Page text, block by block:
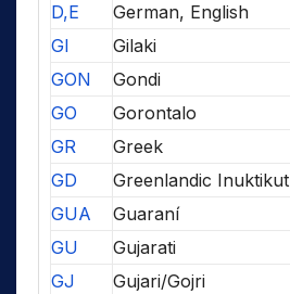
D,E
German, English
GI
Gilaki
GON
Gondi
GO
Gorontalo
GR
Greek
GD
Greenlandic Inuktikut
GUA
Guaraní
GU
Gujarati
GJ
Gujari/Gojri